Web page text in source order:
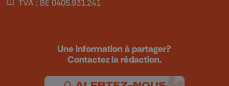
TVA : BE 0405.931.241
Une information à partager?
Contactez la rédaction.